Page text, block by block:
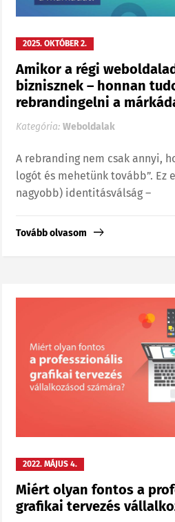
2025. OKTÓBER 2.
Amikor a régi
biznisznek – honnan
rebrandingelni a
Kategória: Weboldalak
A rebranding nem csak annyi,
logót és mehetünk tovább”. Ez
nagyobb) identitásválság –
Tovább olvasom
2022. MÁJUS 4.
Miért olyan fontos a
grafikai tervezés